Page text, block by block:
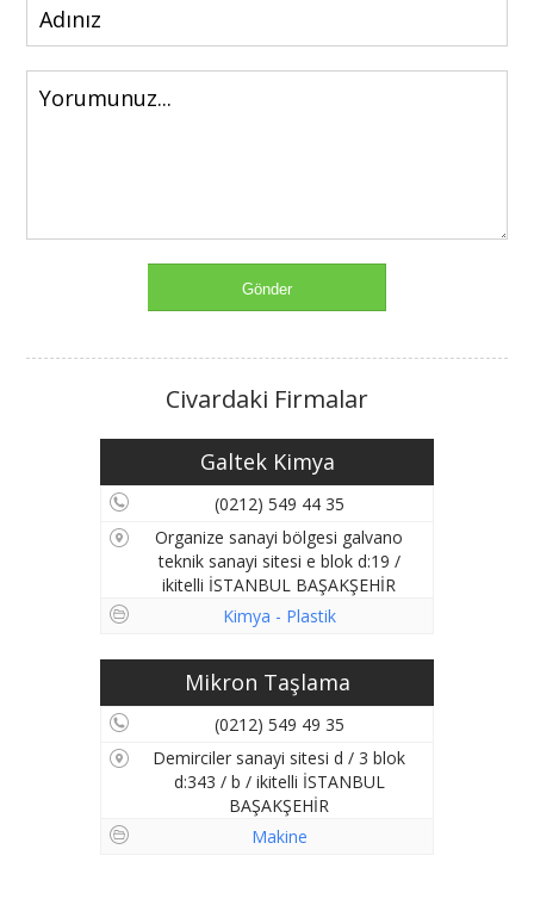
Civardaki Firmalar
Galtek Kimya
(0212) 549 44 35
Organize sanayi bölgesi galvano
teknik sanayi sitesi e blok d:19 /
ikitelli İSTANBUL BAŞAKŞEHİR
Kimya - Plastik
Mikron Taşlama
(0212) 549 49 35
Demirciler sanayi sitesi d / 3 blok
d:343 / b / ikitelli İSTANBUL
BAŞAKŞEHİR
Makine